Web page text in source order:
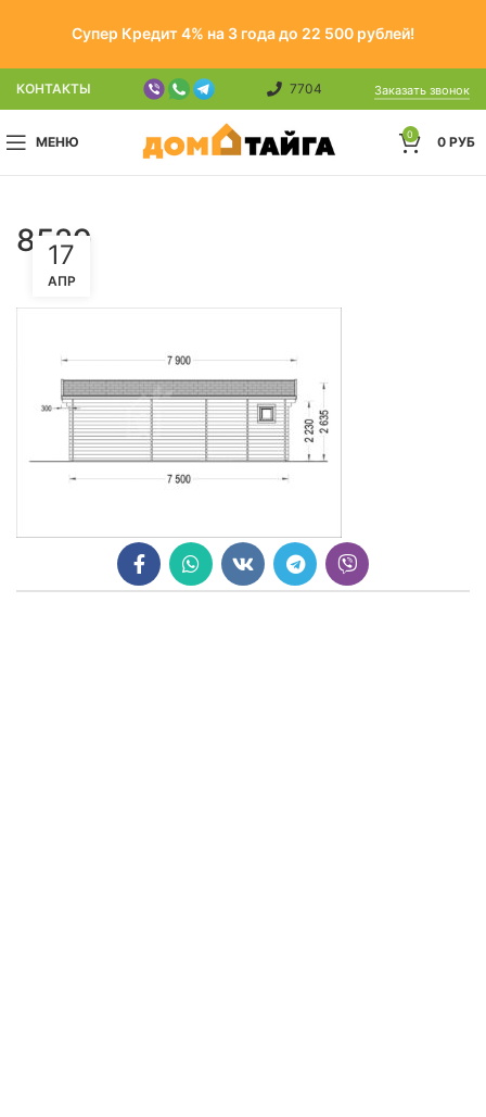
Супер Кредит 4% на 3 года до 22 500 рублей!
КОНТАКТЫ 7704 Заказать звонок
МЕНЮ 0 0 РУБ
8529
17
АПР